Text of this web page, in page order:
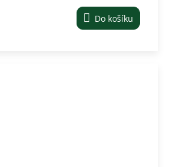
Do košíku